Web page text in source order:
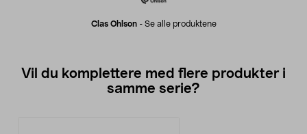
Clas Ohlson- Se alle produktene
Vil du komplettere med flere produkter i
samme serie?